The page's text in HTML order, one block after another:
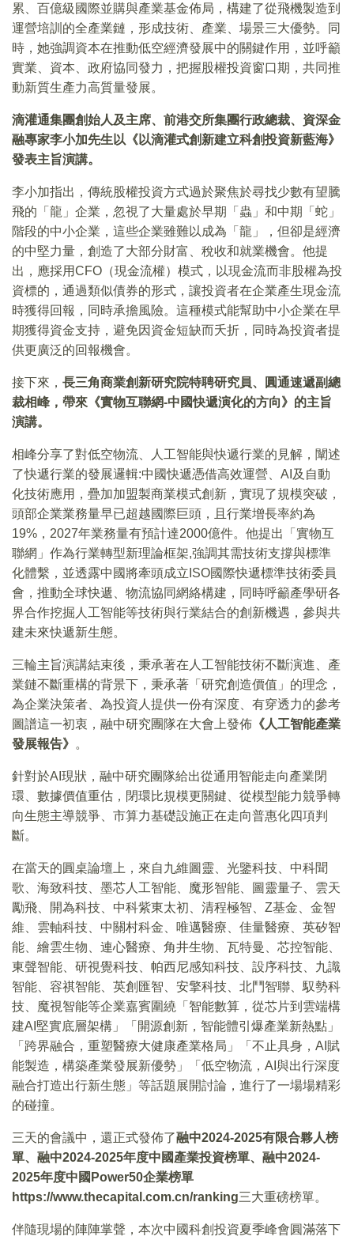
累、百億級國際並購與產業基金佈局，構建了從飛機製造到
運營培訓的全產業鏈，形成技術、產業、場景三大優勢。同
時，她強調資本在推動低空經濟發展中的關鍵作用，並呼籲
實業、資本、政府協同發力，把握股權投資窗口期，共同推
動新質生產力高質量發展。
滴灌通集團創始人及主席、前港交所集團行政總裁、資深金
融專家李小加先生以《以滴灌式創新建立科創投資新藍海》
發表主旨演講。
李小加指出，傳統股權投資方式過於聚焦於尋找少數有望騰
飛的「龍」企業，忽視了大量處於早期「蟲」和中期「蛇」
階段的中小企業，這些企業雖難以成為「龍」，但卻是經濟
的中堅力量，創造了大部分財富、稅收和就業機會。他提
出，應採用CFO（現金流權）模式，以現金流而非股權為投
資標的，通過類似債券的形式，讓投資者在企業產生現金流
時獲得回報，同時承擔風險。這種模式能幫助中小企業在早
期獲得資金支持，避免因資金短缺而夭折，同時為投資者提
供更廣泛的回報機會。
接下來， 長三角商業創新研究院特聘研究員、圓通速遞副總
裁相峰，帶來《實物互聯網-中國快遞演化的方向》的主旨
演講。
相峰分享了對低空物流、人工智能與快遞行業的見解，闡述
了快遞行業的發展邏輯:中國快遞憑借高效運營、AI及自動
化技術應用，疊加加盟製商業模式創新，實現了規模突破，
頭部企業業務量早已超越國際巨頭，且行業增長率約為
19%，2027年業務量有預計達2000億件。他提出「實物互
聯網」作為行業轉型新理論框架,強調其需技術支撐與標準
化體繫，並透露中國將牽頭成立ISO國際快遞標準技術委員
會，推動全球快遞、物流協同網絡構建，同時呼籲產學研各
界合作挖掘人工智能等技術與行業結合的創新機遇，參與共
建未來快遞新生態。
三輪主旨演講結束後，秉承著在人工智能技術不斷演進、產
業鏈不斷重構的背景下，秉承著「研究創造價值」的理念，
為企業決策者、為投資人提供一份有深度、有穿透力的參考
圖譜這一初衷，融中研究團隊在大會上發佈 《人工智能產業
發展報告》 。
針對於AI現狀，融中研究團隊給出從通用智能走向產業閉
環、數據價值重估，閉環比規模更關鍵、從模型能力競爭轉
向生態主導競爭、市算力基礎設施正在走向普惠化四項判
斷。
在當天的圓桌論壇上，來自九維圖靈、光鑒科技、中科聞
歌、海致科技、墨芯人工智能、魔形智能、圖靈量子、雲天
勵飛、開為科技、中科紫東太初、清程極智、Z基金、金智
維、雲軸科技、中關村科金、唯邁醫療、佳量醫療、英矽智
能、繪雲生物、連心醫療、角井生物、瓦特曼、芯控智能、
東聲智能、研視覺科技、帕西尼感知科技、設序科技、九識
智能、容祺智能、英創匯智、安擎科技、北鬥智聯、馭勢科
技、魔視智能等企業嘉賓圍繞「智能數算，從芯片到雲端構
建AI堅實底層架構」「開源創新，智能體引爆產業新熱點」
「跨界融合，重塑醫療大健康產業格局」「不止具身，AI賦
能製造，構築產業發展新優勢」「低空物流，AI與出行深度
融合打造出行新生態」等話題展開討論，進行了一場場精彩
的碰撞。
三天的會議中，還正式發佈了融中2024-2025有限合夥人榜
單、融中2024-2025年度中國產業投資榜單、融中2024-
2025年度中國Power50企業榜單
https://www.thecapital.com.cn/ranking三大重磅榜單。
伴隨現場的陣陣掌聲，本次中國科創投資夏季峰會圓滿落下